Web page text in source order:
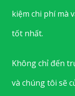
kiệm chi phí mà
tốt nhất.
Không chỉ đến
và chúng tôi sẽ